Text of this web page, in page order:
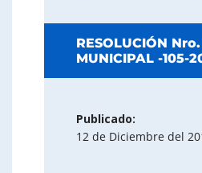
RESOLUCIÓN
MUNICIPAL -105-
Publicado:
12 de Diciembre del